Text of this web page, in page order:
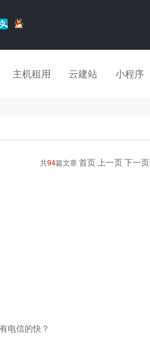
主机租用 云建站 小程序
共94篇文章首页上一页下一页
电信的快？